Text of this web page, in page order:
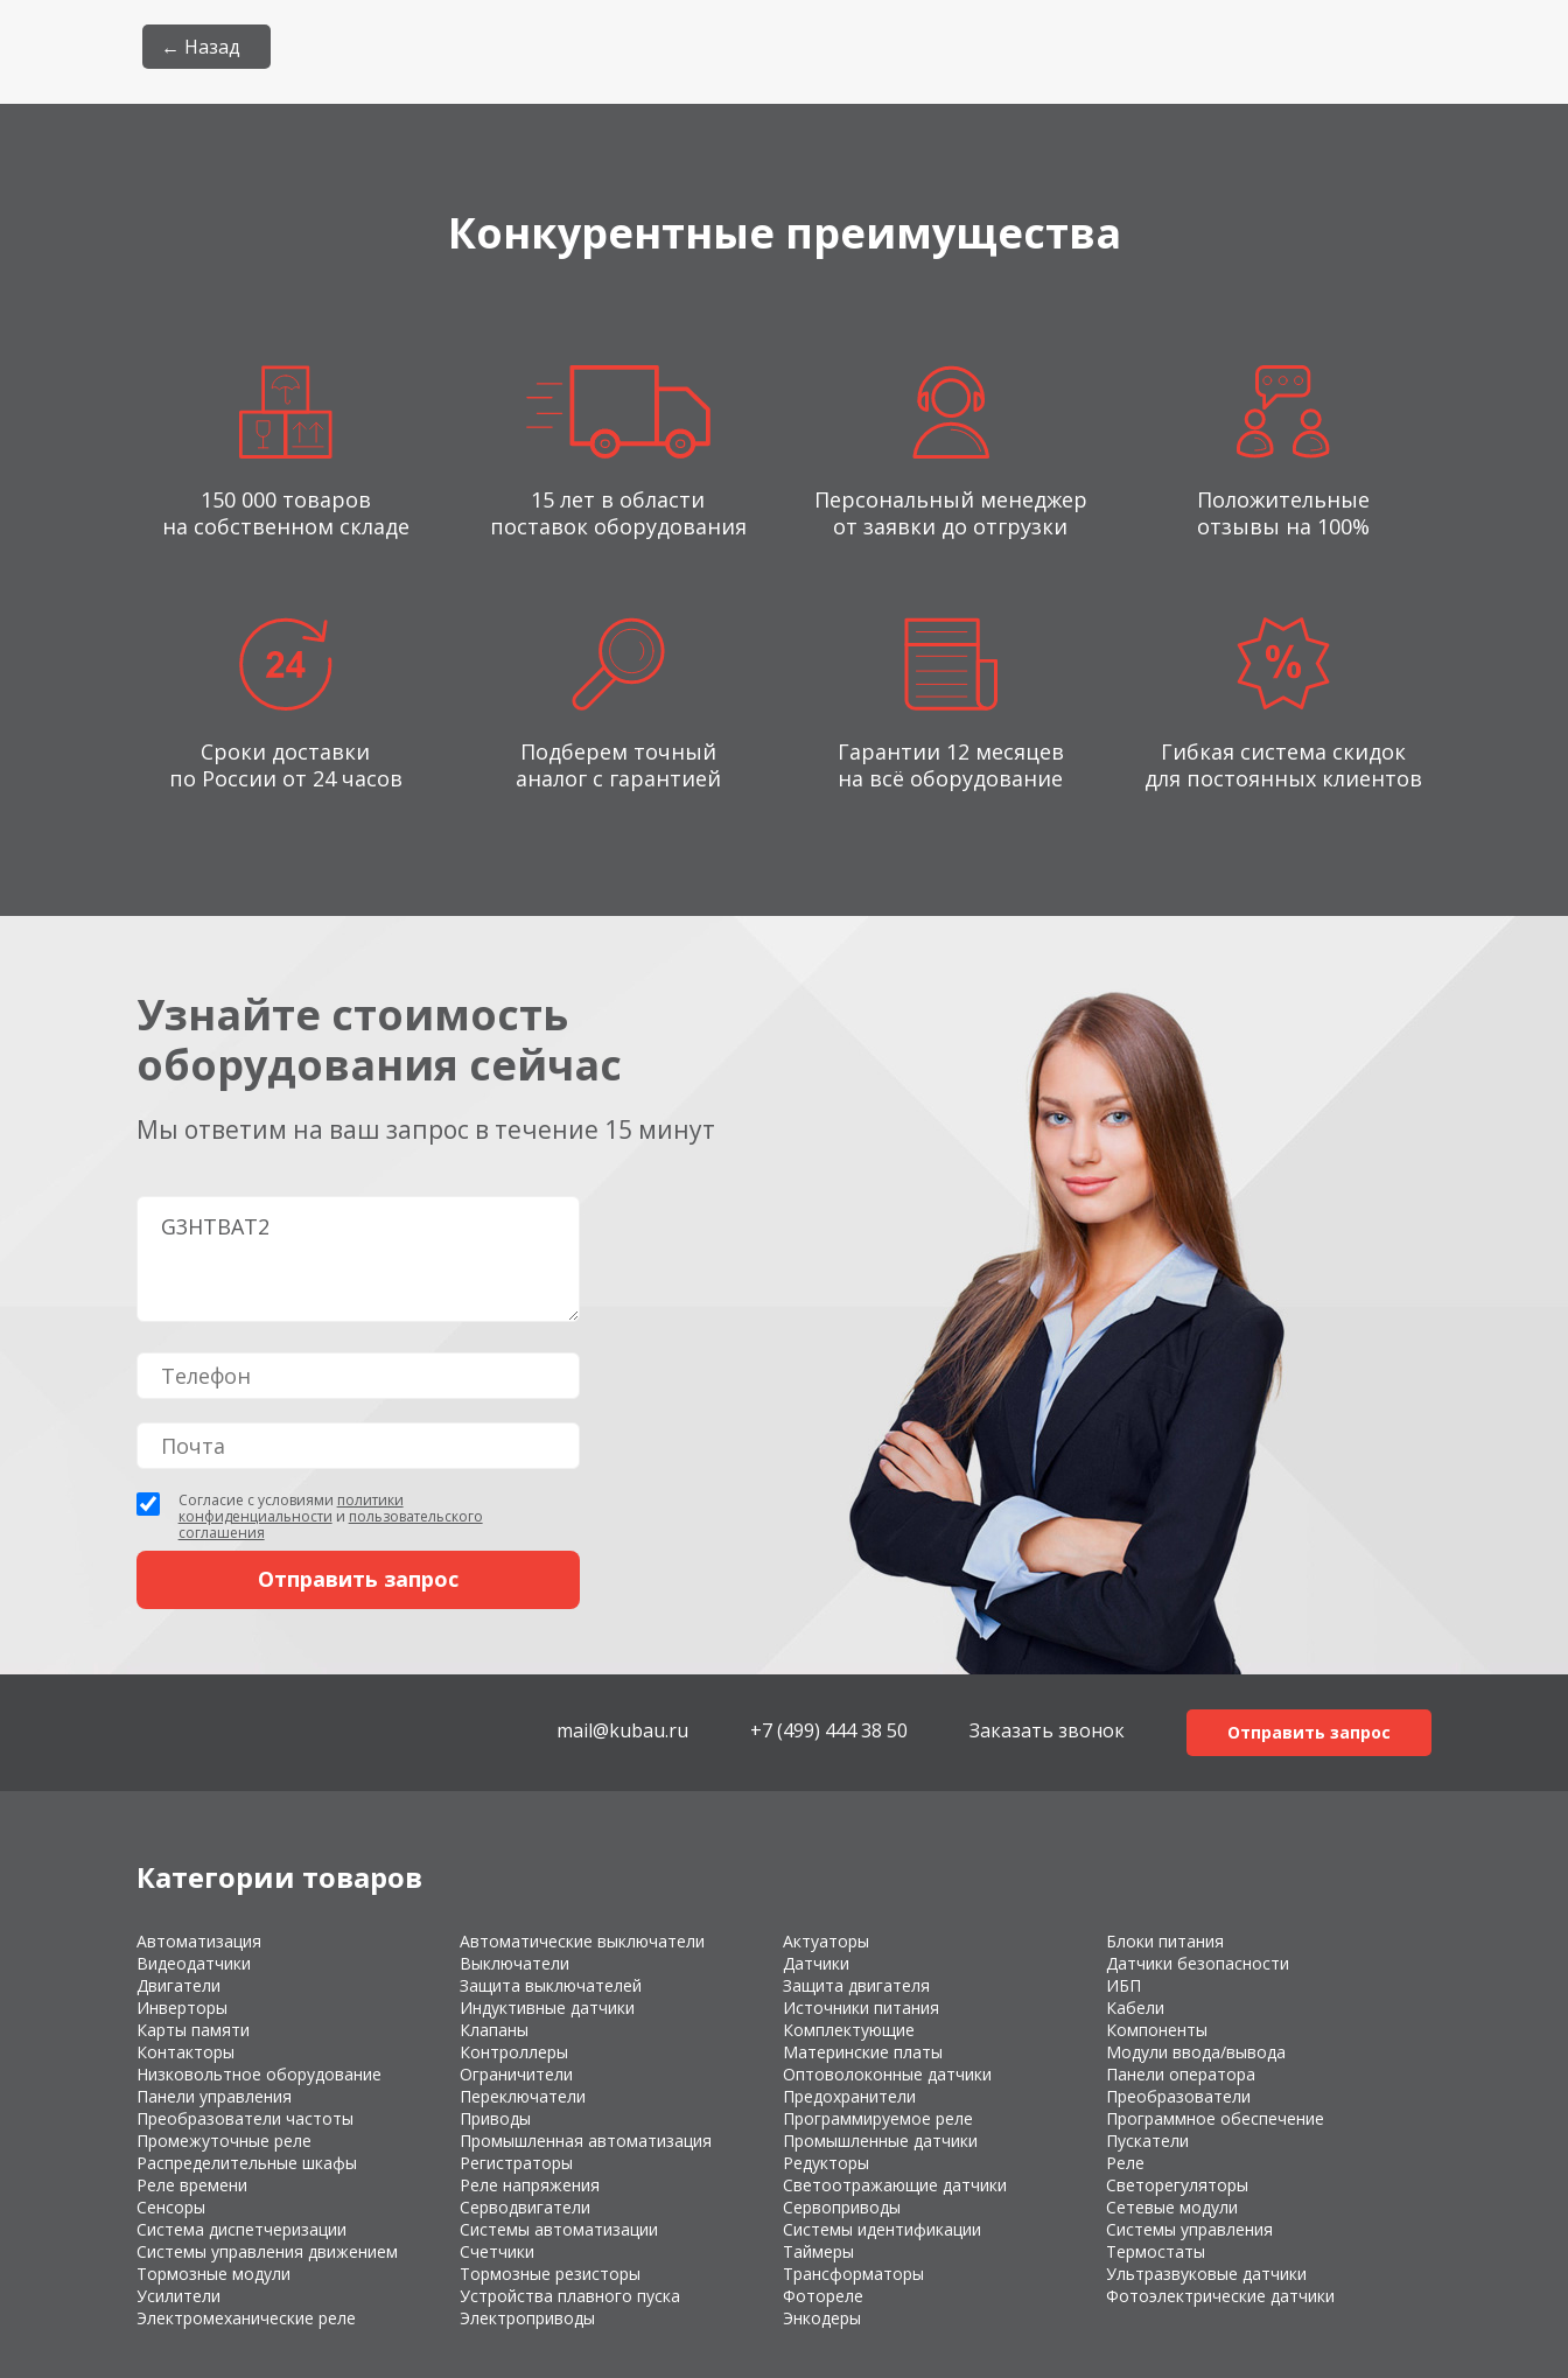
← Назад
Конкурентные преимущества
150 000 товаров
на собственном складе
15 лет в области
поставок оборудования
Персональный менеджер
от заявки до отгрузки
Положительные
отзывы на 100%
Сроки доставки
по России от 24 часов
Подберем точный
аналог с гарантией
Гарантии 12 месяцев
на всё оборудование
Гибкая система скидок
для постоянных клиентов
Узнайте стоимость
оборудования сейчас
Мы ответим на ваш запрос в течение 15 минут
Согласие с условиями политики
конфиденциальности и пользовательского
соглашения
mail@kubau.ru +7 (499) 444 38 50 Заказать звонок Отправить запрос
Категории товаров
Автоматизация Автоматические выключатели Актуаторы
Блоки питания
Видеодатчики
Выключатели Датчики
Датчики безопасности
Двигатели
Защита выключателей Защита двигателя
ИБП
Инверторы
Индуктивные датчики Источники питания
Кабели
Карты памяти
Клапаны Комплектующие
Компоненты
Контакторы
Контроллеры Материнские платы
Модули ввода/вывода
Низковольтное оборудование
Ограничители Оптоволоконные датчики
Панели оператора
Панели управления
Переключатели Предохранители
Преобразователи
Преобразователи частоты
Приводы Программируемое реле
Программное обеспечение
Промежуточные реле
Промышленная автоматизация Промышленные датчики
Пускатели
Распределительные шкафы
Регистраторы Редукторы
Реле
Реле времени
Реле напряжения Светоотражающие датчики
Светорегуляторы
Сенсоры
Серводвигатели Сервоприводы
Сетевые модули
Система диспетчеризации
Системы автоматизации Системы идентификации
Системы управления
Системы управления движением
Счетчики Таймеры
Термостаты
Тормозные модули
Тормозные резисторы Трансформаторы
Ультразвуковые датчики
Усилители
Устройства плавного пуска Фотореле
Фотоэлектрические датчики
Электромеханические реле
Электроприводы Энкодеры